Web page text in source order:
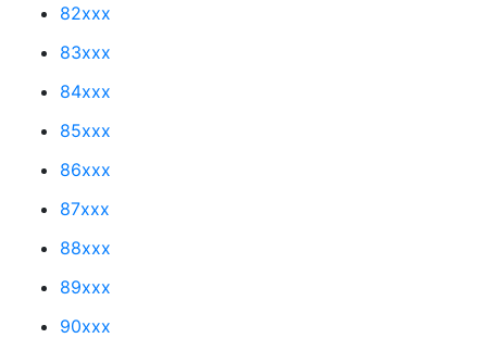
82xxx
83xxx
84xxx
85xxx
86xxx
87xxx
88xxx
89xxx
90xxx